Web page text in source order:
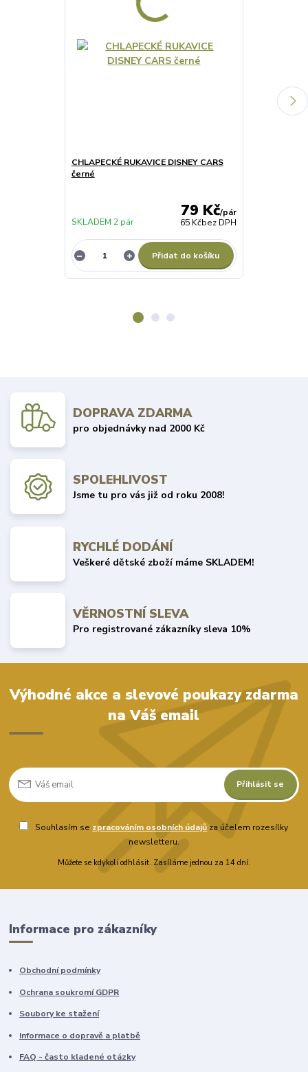
CHLAPECKÉ RUKAVICE DISNEY CARS
černé
79 Kč/pár
65 Kčbez DPH
SKLADEM 2 pár
Přidat do košíku
DOPRAVA ZDARMA
pro objednávky nad 2000 Kč
SPOLEHLIVOST
Jsme tu pro vás již od roku 2008!
RYCHLÉ DODÁNÍ
Veškeré dětské zboží máme SKLADEM!
VĚRNOSTNÍ SLEVA
Pro registrované zákazníky sleva 10%
Výhodné akce a slevové poukazy zdarma
na Váš email
Přihlásit se
Souhlasím se zpracováním osobních údajů za účelem rozesílky
newsletteru.
Můžete se kdykoli odhlásit. Zasíláme jednou za 14 dní.
Informace pro zákazníky
Obchodní podmínky
Ochrana soukromí GDPR
Soubory ke stažení
Informace o dopravě a platbě
FAQ - často kladené otázky